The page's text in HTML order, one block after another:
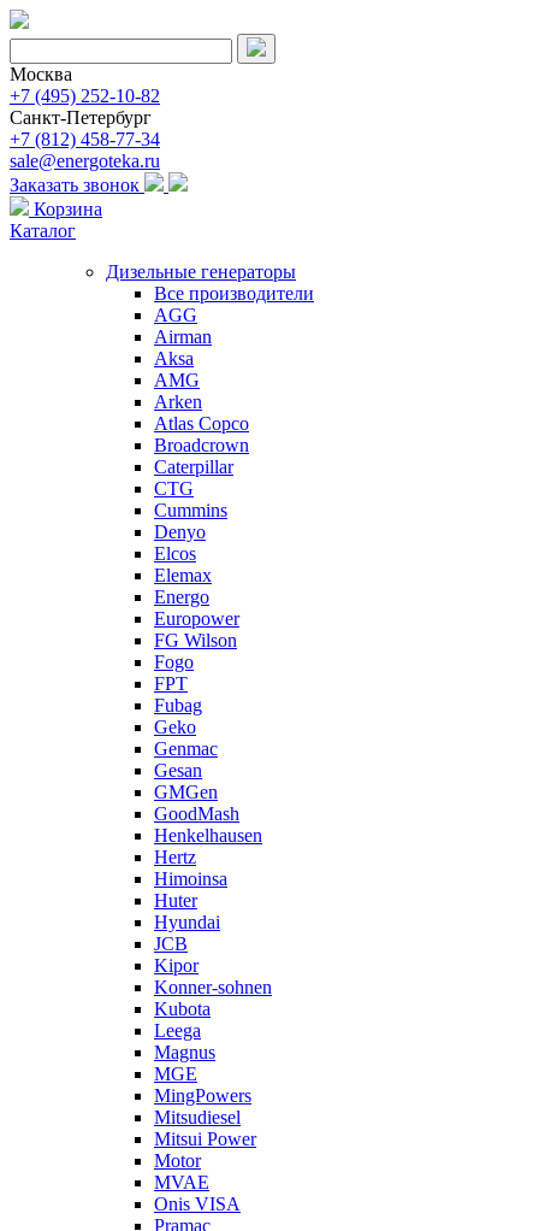
Москва
+7 (495) 252-10-82
Санкт-Петербург
+7 (812) 458-77-34
sale@energoteka.ru
Заказать звонок
Корзина
Каталог
Дизельные генераторы
Все производители
AGG
Airman
Aksa
AMG
Arken
Atlas Copco
Broadcrown
Caterpillar
CTG
Cummins
Denyo
Elcos
Elemax
Energo
Europower
FG Wilson
Fogo
FPT
Fubag
Geko
Genmac
Gesan
GMGen
GoodMash
Henkelhausen
Hertz
Himoinsa
Huter
Hyundai
JCB
Kipor
Konner-sohnen
Kubota
Leega
Magnus
MGE
MingPowers
Mitsudiesel
Mitsui Power
Motor
MVAE
Onis VISA
Pramac